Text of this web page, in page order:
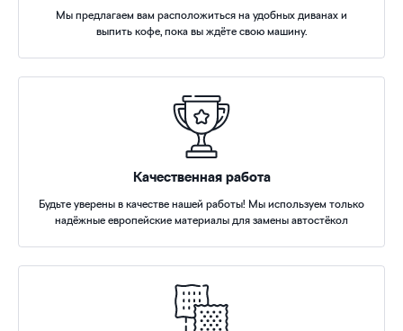
Мы предлагаем вам расположиться на удобных диванах и
выпить кофе, пока вы ждёте свою машину.
Качественная работа
Будьте уверены в качестве нашей работы! Мы используем только
надёжные европейские материалы для замены автостёкол